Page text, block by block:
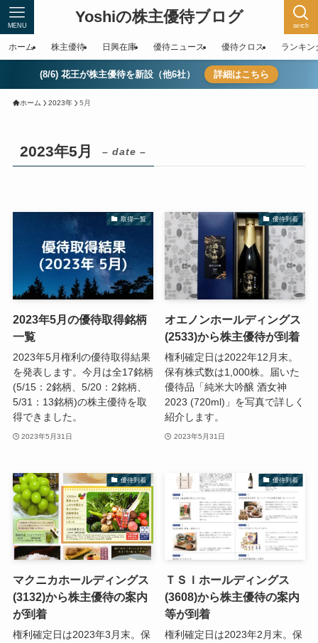
Yoshiの株主優待ブログ serch
MENU
ホーム 株主優待 日興在庫 優待ニュース 優待クロス ランキン
(8/6) 花王が株主優待を新設（他6社） 詳細はこちら
ホーム 2023年 5月
2023年5月 – date –
取得一覧
2023年5月の優待取得銘柄
一覧
2023年5月権利の優待取得結果
を発表します。今月は全17銘柄
(5/15：2銘柄、5/20：2銘柄、
5/31：13銘柄)の株主優待を取
得できました。
2023年5月31日
優待到着
オエノンホールディングス
(2533)から株主優待が到着
権利確定日は2022年12月末。
保有株式数は1,000株。届いた
優待品「純米大吟醸 酒女神
2023 (720ml)」を写真で詳しく
紹介します。
2023年5月31日
優待到着
マクニカホールディングス
(3132)から株主優待の案内
が到着
権利確定日は2023年3月末。保
優待到着
ＴＳＩホールディングス
(3608)から株主優待の案内
等が到着
権利確定日は2023年2月末。保